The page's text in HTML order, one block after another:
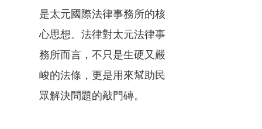
是太元國際法律事務所的核
心思想。法律對太元法律事
務所而言，不只是生硬又嚴
峻的法條，更是用來幫助民
眾解決問題的敲門磚。